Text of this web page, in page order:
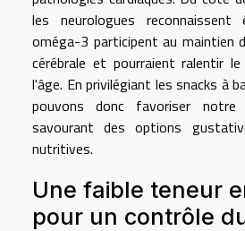
les neurologues
oméga-3 participent au maintien
cérébrale et pourraient ralentir
l'âge. En privilégiant les snacks à
pouvons donc favoriser
savourant des options
nutritives.
Une faible teneur
pour un contrôle